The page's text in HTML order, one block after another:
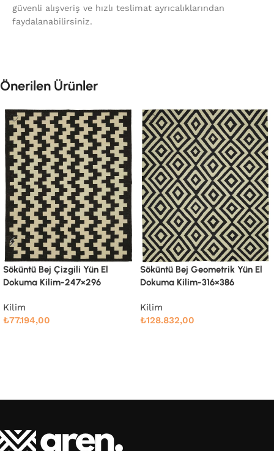
güvenli alışveriş ve hızlı teslimat ayrıcalıklarından
faydalanabilirsiniz.
Önerilen Ürünler
Söküntü Bej Geometrik Yün El
Dokuma Kilim-316×386
Kilim
₺128.832,00
Söküntü Bej Modern Dizayn
Kilim